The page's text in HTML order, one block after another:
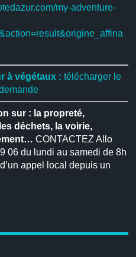
my-adventure-
à végétaux : télécharger le
sur : la propreté,
les déchets, la voirie,
CONTACTEZ Allo
06 du lundi au samedi de 8h
appel local depuis un